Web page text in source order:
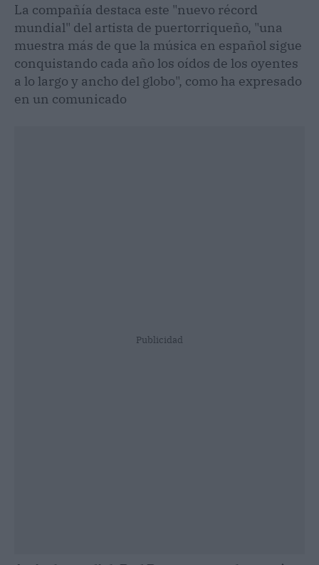
La compañía destaca este "nuevo récord
mundial" del artista de puertorriqueño, "una
muestra más de que la música en español sigue
conquistando cada año los oídos de los oyentes
a lo largo y ancho del globo", como ha expresado
en un comunicado
Publicidad